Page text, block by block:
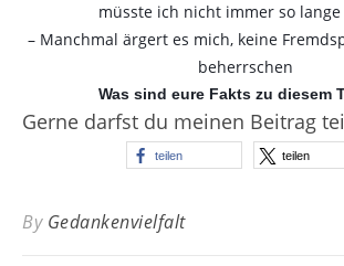
müsste ich nicht immer so
– Manchmal ärgert es mich, keine
beherrschen
Was sind eure Fakts zu diesem
Gerne darfst du meinen Beitrag
teilen teilen
By Gedankenvielfalt